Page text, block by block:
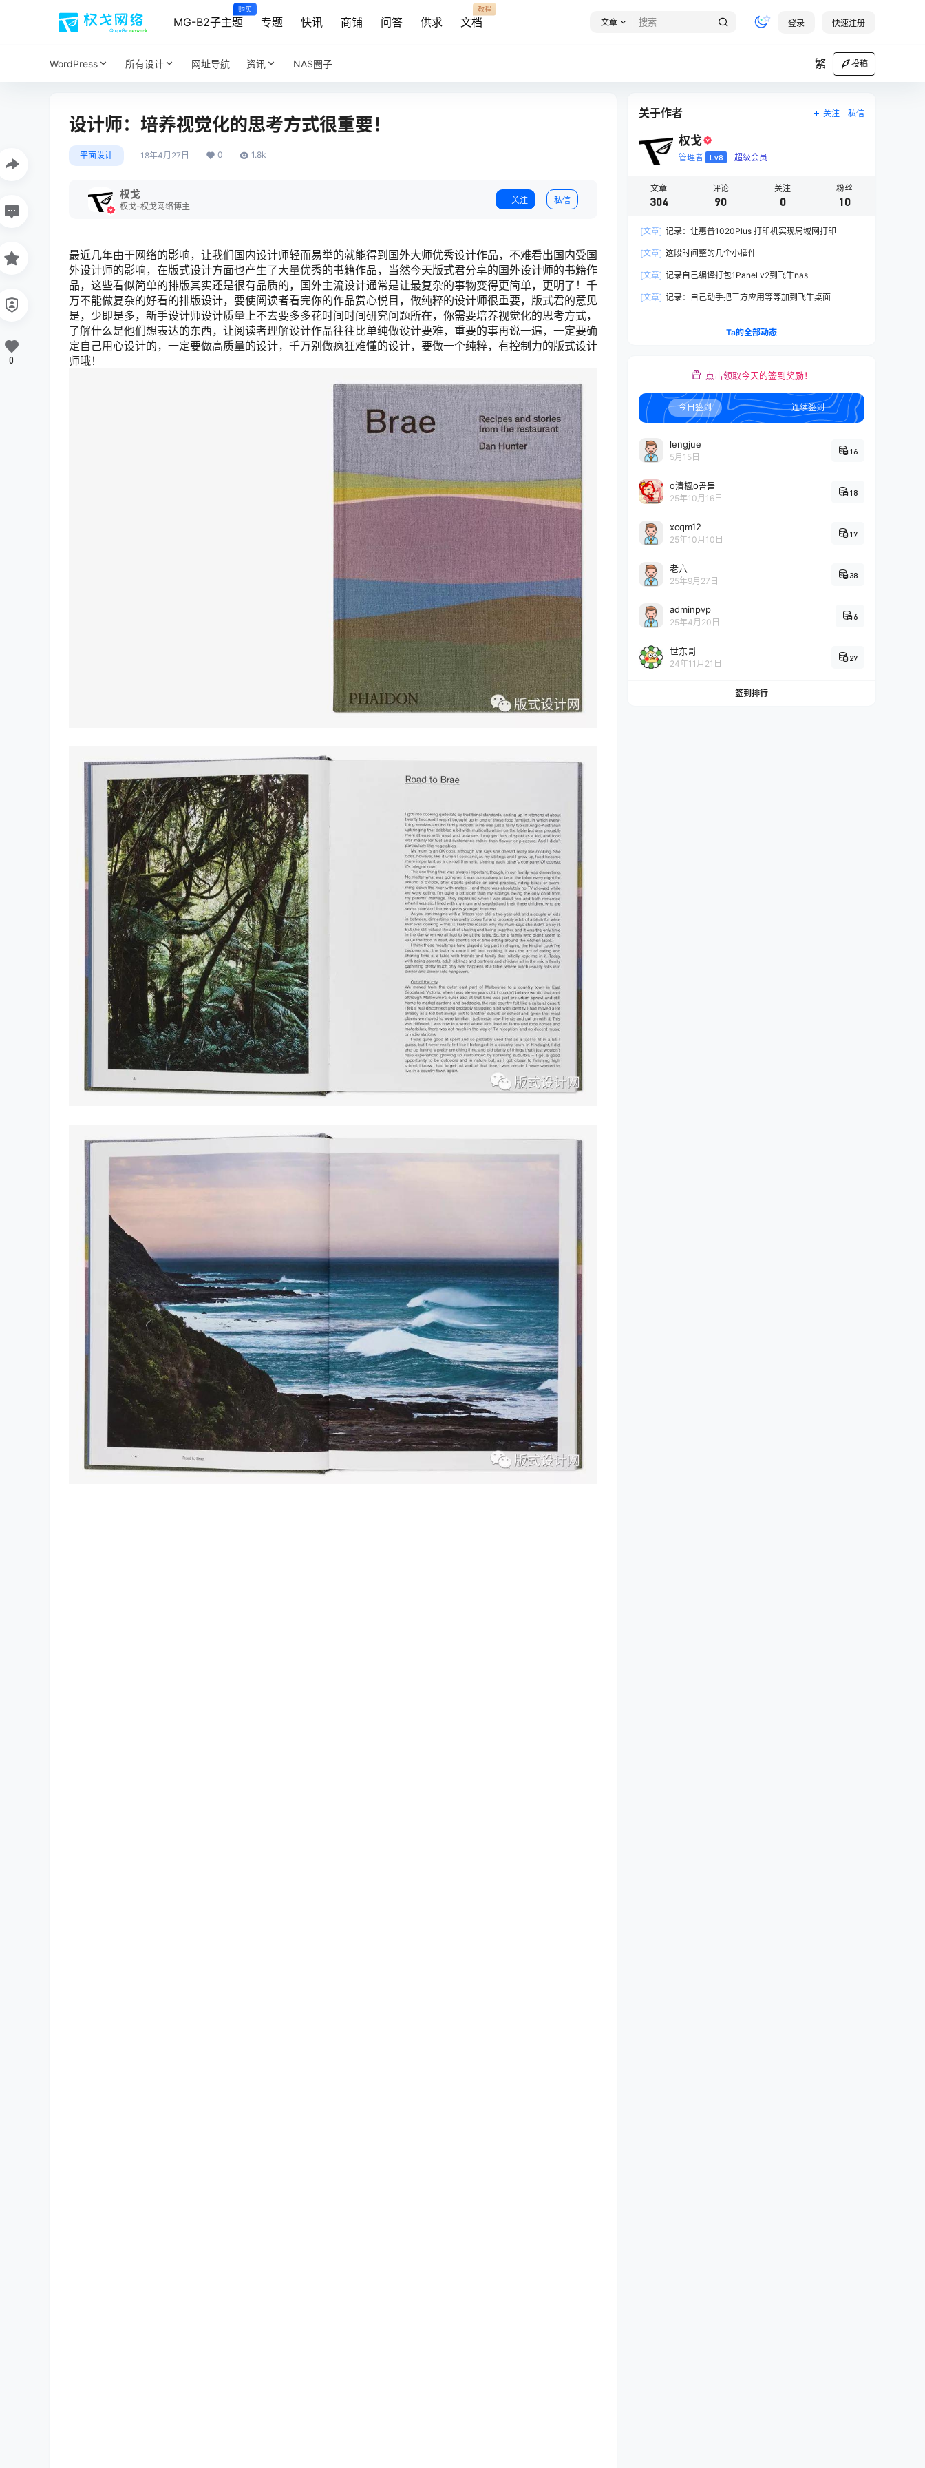
MG-B2子主题
购买
专题 快讯 商铺 问答 供求 文档
教程
文章 登录 快速注册
WordPress 所有设计 网址导航 资讯 NAS圈子 繁 投稿
设计师：培养视觉化的思考方式很重要！
平面设计 18年4月27日 0 1.8k
权戈
权戈-权戈网络博主
关注 私信
最近几年由于网络的影响，让我们国内设计师轻而易举的就能得到国外大师优秀设计作品，不难看出国内受国
外设计师的影响，在版式设计方面也产生了大量优秀的书籍作品，当然今天版式君分享的国外设计师的书籍作
品，这些看似简单的排版其实还是很有品质的，国外主流设计通常是让最复杂的事物变得更简单，更明了！千
万不能做复杂的好看的排版设计，要使阅读者看完你的作品赏心悦目，做纯粹的设计师很重要，版式君的意见
是，少即是多，新手设计师设计质量上不去要多多花时间时间研究问题所在，你需要培养视觉化的思考方式，
了解什么是他们想表达的东西，让阅读者理解设计作品往往比单纯做设计要难，重要的事再说一遍，一定要确
定自己用心设计的，一定要做高质量的设计，千万别做疯狂难懂的设计，要做一个纯粹，有控制力的版式设计
师哦！
0
关于作者 关注 私信
权戈
管理者 Lv8 超级会员
文章
304
评论
90
关注
0
粉丝
10
[文章] 记录：让惠普1020Plus 打印机实现局域网打印
[文章] 这段时间整的几个小插件
[文章] 记录自己编译打包1Panel v2到飞牛nas
[文章] 记录：自己动手把三方应用等等加到飞牛桌面
Ta的全部动态
点击领取今天的签到奖励！
今日签到 连续签到
lengjue
5月15日
16
o清楓o곰돌
25年10月16日
18
xcqm12
25年10月10日
17
老六
25年9月27日
38
adminpvp
25年4月20日
6
世东哥
24年11月21日
27
签到排行